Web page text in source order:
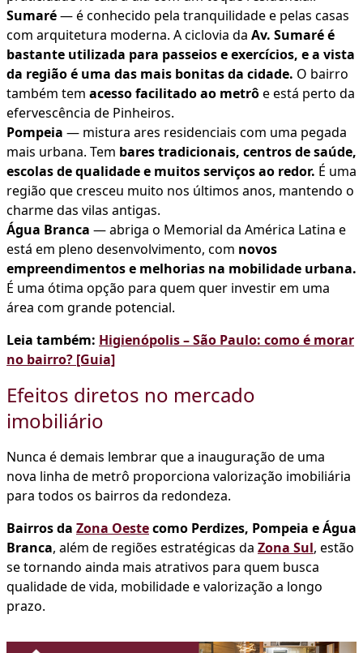
Sumaré— é conhecido pela tranquilidade e pelas casas
com arquitetura moderna. A ciclovia da Av. Sumaré é
bastante utilizada para passeios e exercícios, e a vista
da região é uma das mais bonitas da cidade. O bairro
também tem acesso facilitado ao metrôe está perto da
efervescência de Pinheiros.
Pompeia — mistura ares residenciais com uma pegada
mais urbana. Tem bares tradicionais, centros de saúde,
escolas de qualidade e muitos serviços ao redor. É uma
região que cresceu muito nos últimos anos, mantendo o
charme das vilas antigas.
Água Branca — abriga o Memorial da América Latina e
está em pleno desenvolvimento, com novos
empreendimentos e melhorias na mobilidade urbana.
É uma ótima opção para quem quer investir em uma
área com grande potencial.
Leia também: Higienópolis – São Paulo: como é morar
no bairro? [Guia]
Efeitos diretos no mercado
imobiliário
Nunca é demais lembrar que a inauguração de uma
nova linha de metrô proporciona valorização imobiliária
para todos os bairros da redondeza.
Bairros da Zona Oestecomo Perdizes, Pompeia e Água
Branca, além de regiões estratégicas da Zona Sul, estão
se tornando ainda mais atrativos para quem busca
qualidade de vida, mobilidade e valorização a longo
prazo.